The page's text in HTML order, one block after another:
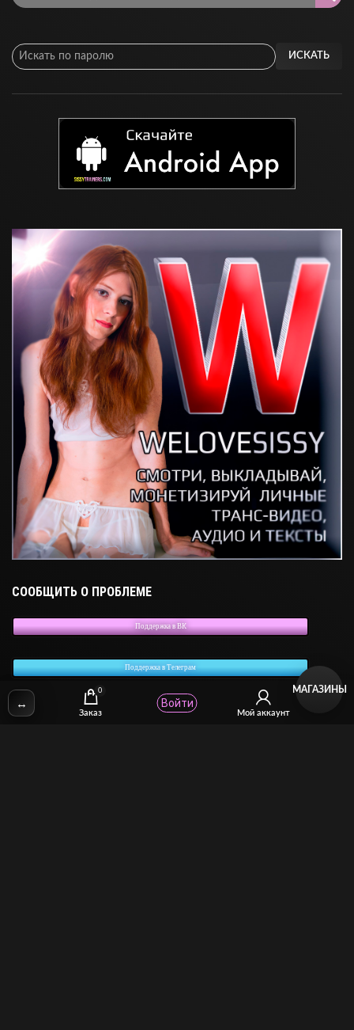
ИСКАТЬ
СООБЩИТЬ О ПРОБЛЕМЕ
Поддержка в ВК
Поддержка в Телеграм
✉Email: stcomhelp@gmail.com
↔
0
Заказ Мой аккаунт
Войти
МАГАЗИНЫ